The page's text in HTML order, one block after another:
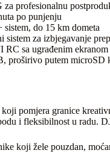
profesionalnu
po punjenju
do 15 km dometa
sistem za izbjegavanje
RC sa ugrađenim
proširivo putem microSD
pomjera granice
i fleksibilnost u radu.
koji žele pouzdan,